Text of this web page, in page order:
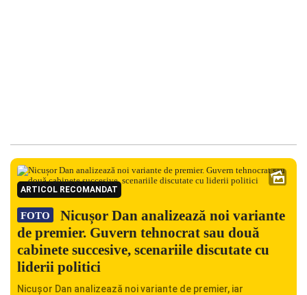
ARTICOL RECOMANDAT
FOTO
Nicușor Dan analizează noi variante
de premier. Guvern tehnocrat sau două
cabinete succesive, scenariile discutate cu
liderii politici
Nicușor Dan analizează noi variante de premier, iar